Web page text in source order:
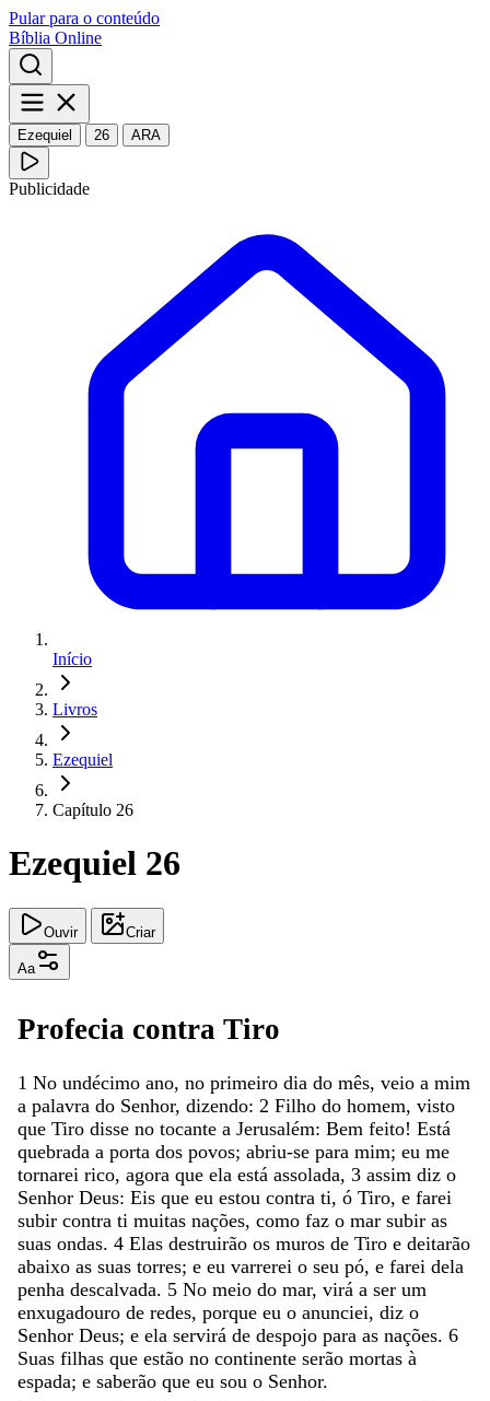
Pular para o conteúdo
Bíblia Online
Ezequiel 26 ARA
Publicidade
Início
Livros
Ezequiel
Capítulo 26
Ezequiel 26
Ouvir Criar
Aa
Profecia contra Tiro
1 No undécimo ano, no primeiro dia do mês, veio a mim
a palavra do Senhor, dizendo: 2 Filho do homem, visto
que Tiro disse no tocante a Jerusalém: Bem feito! Está
quebrada a porta dos povos; abriu-se para mim; eu me
tornarei rico, agora que ela está assolada, 3 assim diz o
Senhor Deus: Eis que eu estou contra ti, ó Tiro, e farei
subir contra ti muitas nações, como faz o mar subir as
suas ondas. 4 Elas destruirão os muros de Tiro e deitarão
abaixo as suas torres; e eu varrerei o seu pó, e farei dela
penha descalvada. 5 No meio do mar, virá a ser um
enxugadouro de redes, porque eu o anunciei, diz o
Senhor Deus; e ela servirá de despojo para as nações. 6
Suas filhas que estão no continente serão mortas à
espada; e saberão que eu sou o Senhor.